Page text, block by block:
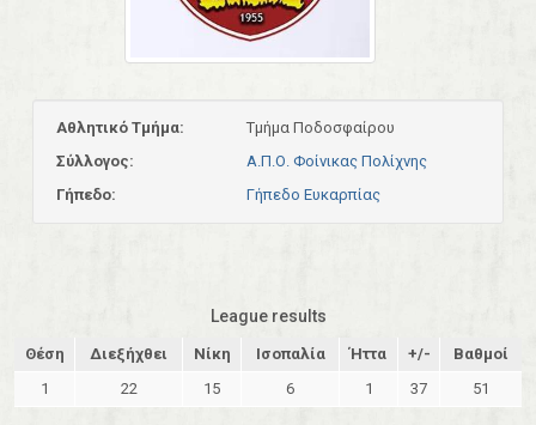
Αθλητικό Τμήμα:
Τμήμα Ποδοσφαίρου
Σύλλογος:
Α.Π.Ο. Φοίνικας Πολίχνης
Γήπεδο:
Γήπεδο Ευκαρπίας
League results
Θέση Διεξήχθει Νίκη Ισοπαλία Ήττα +/-
Βαθμοί
1
22 15 6 1 37 51